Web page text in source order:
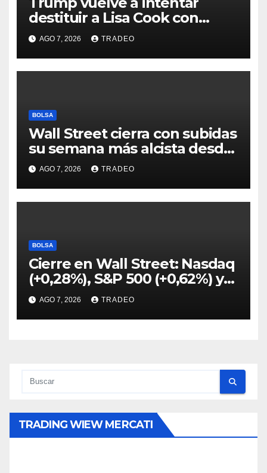
destituir a Lisa Cook con
acusaciones de fraude
hipotecario
AGO 7, 2026 TRADEO
BOLSA
Wall Street cierra con subidas
su semana más alcista desde
abril
AGO 7, 2026 TRADEO
BOLSA
Cierre en Wall Street: Nasdaq
(+0,28%), S&P 500 (+0,62%) y
Nasdaq (+1,30%)
AGO 7, 2026 TRADEO
TRADING WIEW MERCATI